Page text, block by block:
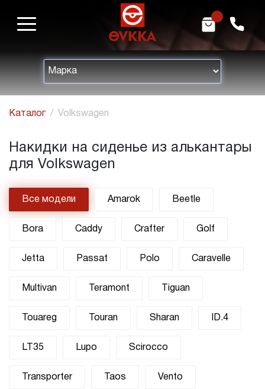
h m
Каталог Volkswagen
Накидки на сиденье из алькантары
для Volkswagen
Все модели Amarok Beetle
Bora Caddy Crafter Golf
Jetta Passat Polo Caravelle
Multivan Teramont Tiguan
Touareg Touran Sharan ID.4
LT35 Lupo Scirocco
Transporter Taos Vento